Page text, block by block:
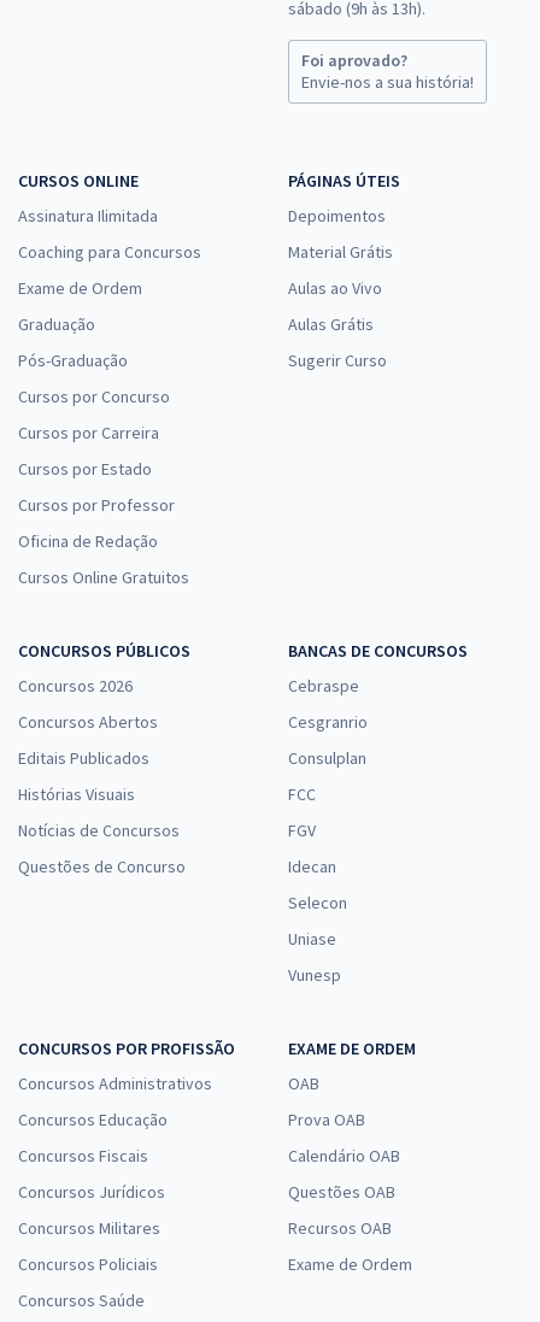
sábado (9h às 13h).
Foi aprovado?
Envie-nos a sua história!
CURSOS ONLINE
Assinatura Ilimitada
Coaching para Concursos
Exame de Ordem
Graduação
Pós-Graduação
Cursos por Concurso
Cursos por Carreira
Cursos por Estado
Cursos por Professor
Oficina de Redação
Cursos Online Gratuitos
PÁGINAS ÚTEIS
Depoimentos
Material Grátis
Aulas ao Vivo
Aulas Grátis
Sugerir Curso
CONCURSOS PÚBLICOS
Concursos 2026
Concursos Abertos
Editais Publicados
Histórias Visuais
Notícias de Concursos
Questões de Concurso
BANCAS DE CONCURSOS
Cebraspe
Cesgranrio
Consulplan
FCC
FGV
Idecan
Selecon
Uniase
Vunesp
CONCURSOS POR PROFISSÃO
Concursos Administrativos
Concursos Educação
Concursos Fiscais
Concursos Jurídicos
Concursos Militares
Concursos Policiais
Concursos Saúde
EXAME DE ORDEM
OAB
Prova OAB
Calendário OAB
Questões OAB
Recursos OAB
Exame de Ordem